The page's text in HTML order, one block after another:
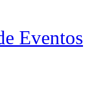
Eventos